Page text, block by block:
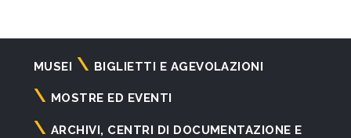
Navigazione
principale
MUSEI BIGLIETTI E AGEVOLAZIONI
MOSTRE ED EVENTI
ARCHIVI, CENTRI DI DOCUMENTAZIONE E